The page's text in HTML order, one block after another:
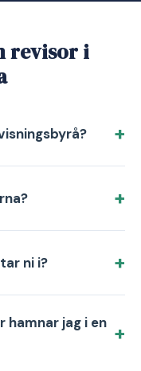
revisor i
ni i?
hamnar jag i en